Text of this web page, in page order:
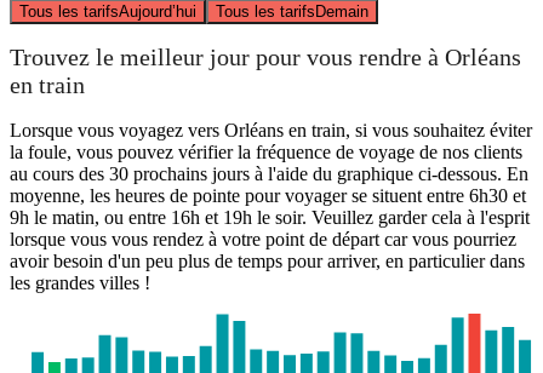
Tous les tarifsAujourd’hui Tous les tarifsDemain
Trouvez le meilleur jour pour vous rendre à Orléans
en train
Lorsque vous voyagez vers Orléans en train, si vous souhaitez éviter
la foule, vous pouvez vérifier la fréquence de voyage de nos clients
au cours des 30 prochains jours à l'aide du graphique ci-dessous. En
moyenne, les heures de pointe pour voyager se situent entre 6h30 et
9h le matin, ou entre 16h et 19h le soir. Veuillez garder cela à l'esprit
lorsque vous vous rendez à votre point de départ car vous pourriez
avoir besoin d'un peu plus de temps pour arriver, en particulier dans
les grandes villes !